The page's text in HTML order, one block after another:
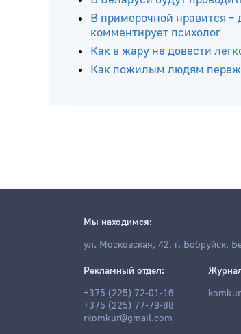
Читайте ещё
Чем полезна спаржевая
В Беларуси будут
В примерочной нравится
Мы находимся:
ул. Московская, 42, г. Бобруйск,
Рекламный отдел: